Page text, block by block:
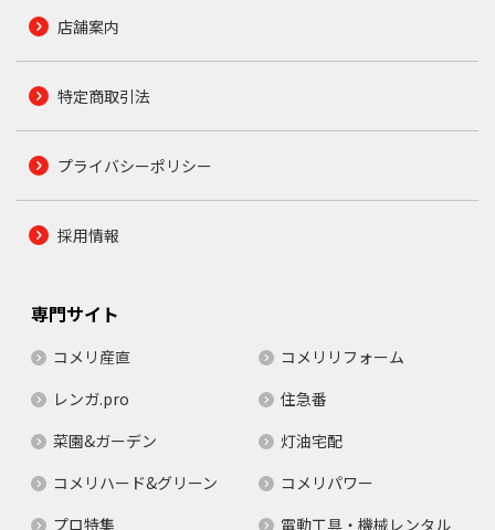
店舗案内
特定商取引法
プライバシーポリシー
採用情報
専門サイト
コメリ産直
コメリリフォーム
レンガ.pro
住急番
菜園&ガーデン
灯油宅配
コメリハード&グリーン
コメリパワー
プロ特集
電動工具・機械レンタル